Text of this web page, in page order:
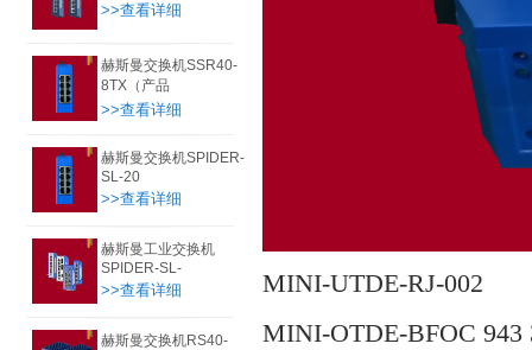
>>查看详细
赫斯曼交换机SSR40-
8TX（产品
>>查看详细
赫斯曼交换机SPIDER-
SL-20
>>查看详细
赫斯曼工业交换机
SPIDER-SL-
>>查看详细
赫斯曼交换机RS40-
MINI-UTDE-RJ-002
MINI-OTDE-BFOC 943